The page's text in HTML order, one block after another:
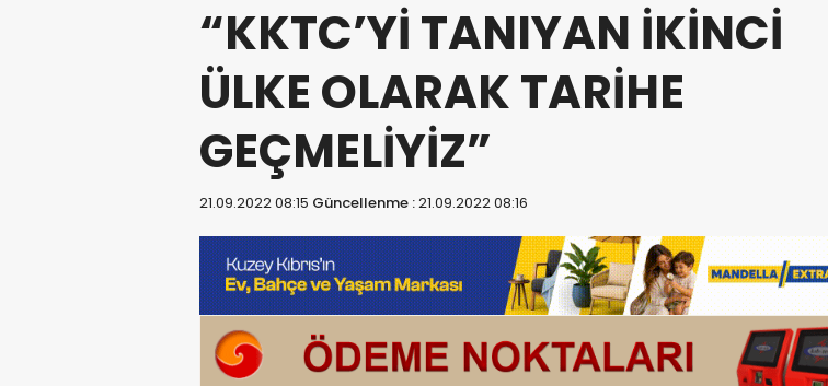
“KKTC’Yİ TANIYAN İKİNCİ
ÜLKE OLARAK TARİHE
GEÇMELİYİZ”
21.09.2022 08:15 Güncellenme :21.09.2022 08:16